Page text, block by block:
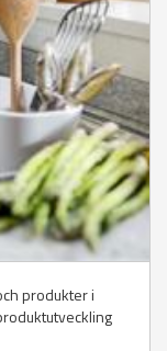
produkter i